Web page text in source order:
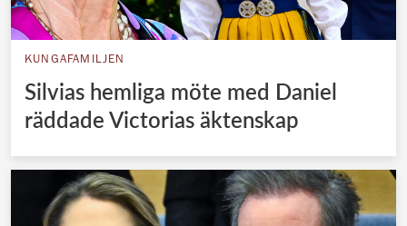
KUNGAFAMILJEN
Silvias hemliga möte med Daniel
räddade Victorias äktenskap